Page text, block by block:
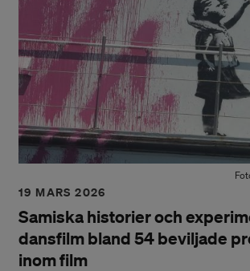
19 MARS 2026
Samiska historier och
dansfilm bland 54 beviljade
inom film